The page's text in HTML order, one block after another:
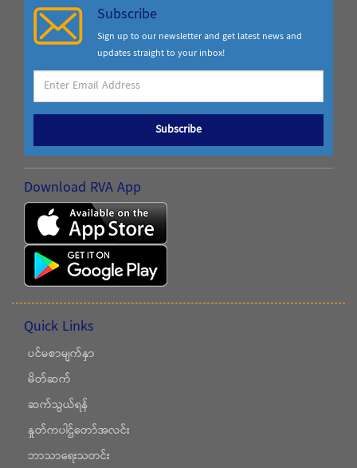
Subscribe
Sign up to our newsletter and get latest news and
updates straight to your inbox!
Subscribe
Download RVA App
Quick Links
ပင်မစာမျက်နှာ
မိတ်ဆက်
ဆက်သွယ်ရန်
နှုတ်ကပါဌ်တော်အလင်း
ဘာသာရေးသတင်း